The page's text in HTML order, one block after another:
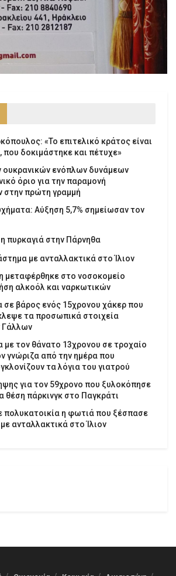
«Το επιτελικό κράτος είναι
που δοκιμάστηκε και πέτυχε»
ουκρανικών ενόπλων δυνάμεων
όριο για την παραμονή
στην πρώτη γραμμή
Αύξηση 5,7% σημείωσαν τον
πυρκαγιά στην Πάρνηθα
με ανταλλακτικά στο Ίλιον
μεταφέρθηκε στο νοσοκομείο
αλκοόλ και ναρκωτικών
σε βάρος ενός 15χρονου χάκερ που
τα προσωπικά στοιχεία
Γάλλων
με τον θάνατο 13χρονου σε τροχαίο
γνώριζα από την ημέρα που
τα λόγια του γιατρού
για τον 59χρονο που ξυλοκόπησε
θέση πάρκινγκ στο Παγκράτι
πολυκατοικία η φωτιά που ξέσπασε
ανταλλακτικά στο Ίλιον